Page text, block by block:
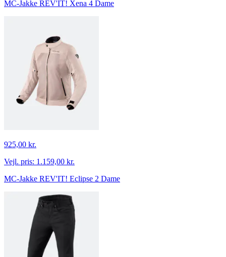
MC-Jakke REV'IT! Xena 4 Dame
925,00 kr.
Vejl. pris: 1.159,00 kr.
MC-Jakke REV'IT! Eclipse 2 Dame